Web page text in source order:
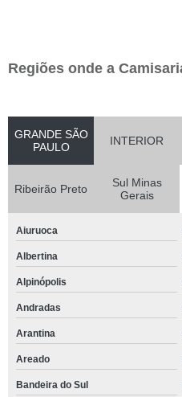
Regiões onde a
GRANDE SÃO
PAULO
INTERIOR
Ribeirão Preto
Sul Minas
Gerais
Aiuruoca
Albertina
Alpinópolis
Andradas
Arantina
Areado
Bandeira do Sul